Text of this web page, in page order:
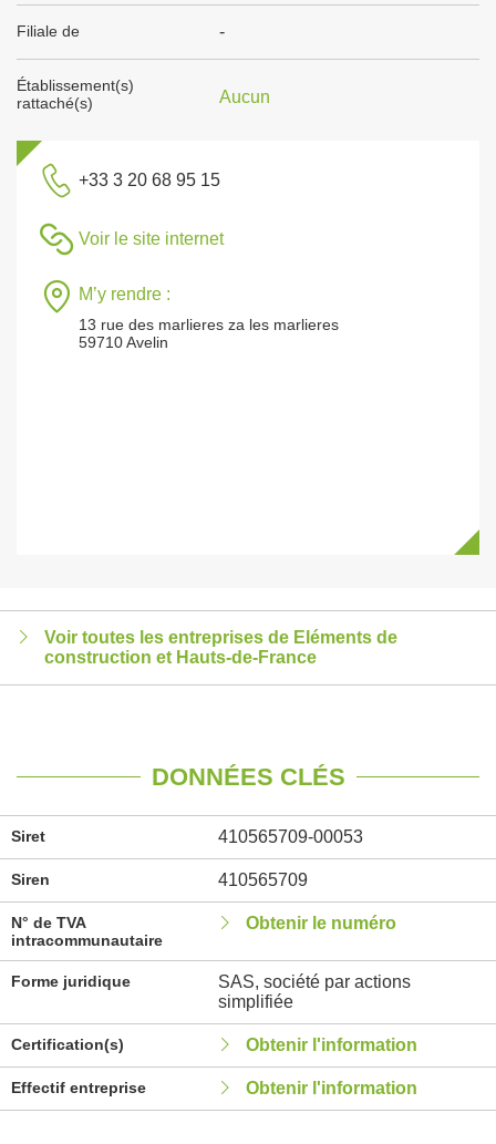
Filiale de -
Établissement(s)
rattaché(s)
Aucun
+33 3 20 68 95 15
Voir le site internet
M’y rendre :
13 rue des marlieres za les marlieres
59710 Avelin
Voir toutes les entreprises de Eléments de
construction et Hauts-de-France
DONNÉES CLÉS
Siret 410565709-00053
Siren 410565709
N° de TVA
intracommunautaire
Obtenir le numéro
Forme juridique
SAS, société par actions
simplifiée
Certification(s) Obtenir l'information
Effectif entreprise Obtenir l'information